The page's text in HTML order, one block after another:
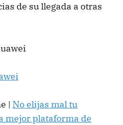
de su llegada a otras
| No elijas mal tu
mejor plataforma de